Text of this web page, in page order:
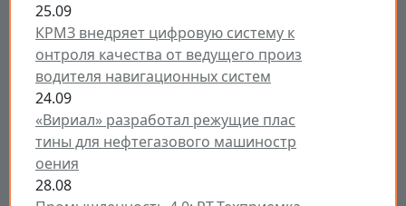
25.09
КРМЗ внедряет цифровую систему к
онтроля качества от ведущего произ
водителя навигационных систем
24.09
«Вириал» разработал режущие плас
тины для нефтегазового машиностр
оения
28.08